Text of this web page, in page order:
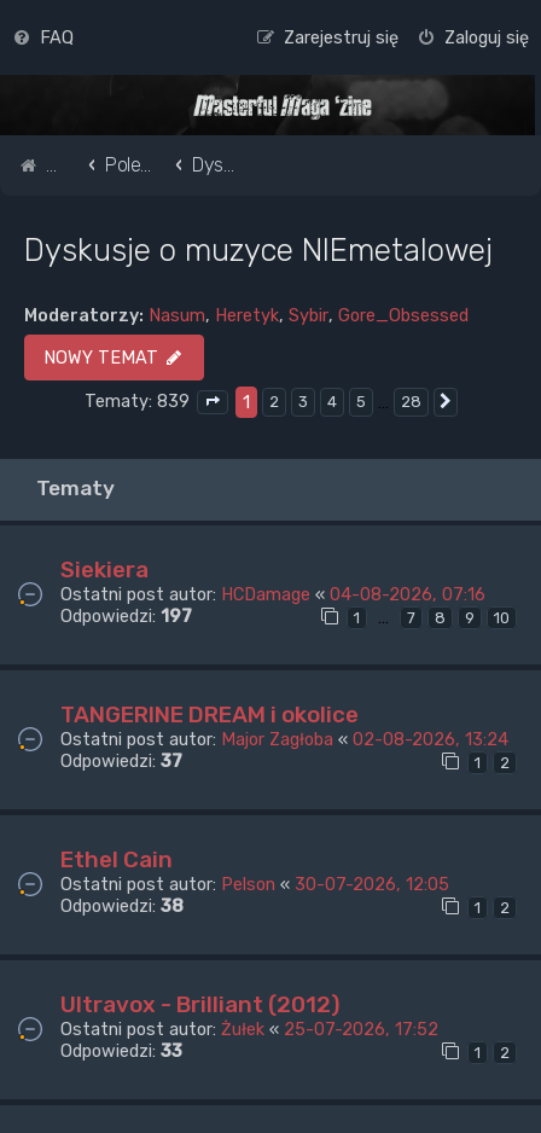
FAQ Zaloguj się
Zarejestruj się
Strona główna
Pole do popisu... Dyskusje o muzyce NIEmetalowej
Dyskusje o muzyce NIEmetalowej
Moderatorzy: Nasum, Heretyk, Sybir, Gore_Obsessed
NOWY TEMAT
Tematy: 839
Strona1 z28
1 2 3 4 5 … 28
Tematy
Siekiera
Ostatni post autor: HCDamage « 04-08-2026, 07:16
Odpowiedzi: 197 1 … 7 8 9 10
TANGERINE DREAM i okolice
Ostatni post autor: Major Zagłoba « 02-08-2026, 13:24
Odpowiedzi: 37 1 2
Ethel Cain
Ostatni post autor: Pelson « 30-07-2026, 12:05
Odpowiedzi: 38 1 2
Ultravox - Brilliant (2012)
Ostatni post autor: Żułek « 25-07-2026, 17:52
Odpowiedzi: 33 1 2